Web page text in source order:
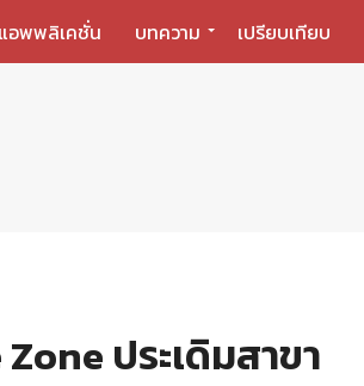
แอพพลิเคชั่น บทความ เปรียบเทียบ
ประเดิมสาขา